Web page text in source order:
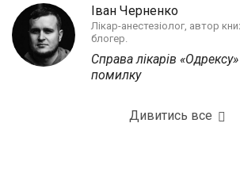
Іван Черненко
Лікар-анестезіолог, автор
блогер.
Справа лікарів
помилку
Дивитись все